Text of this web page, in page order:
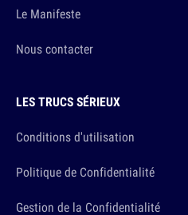
Le Manifeste
Nous contacter
LES TRUCS SÉRIEUX
Conditions d'utilisation
Politique de Confidentialité
Gestion de la Confidentialité